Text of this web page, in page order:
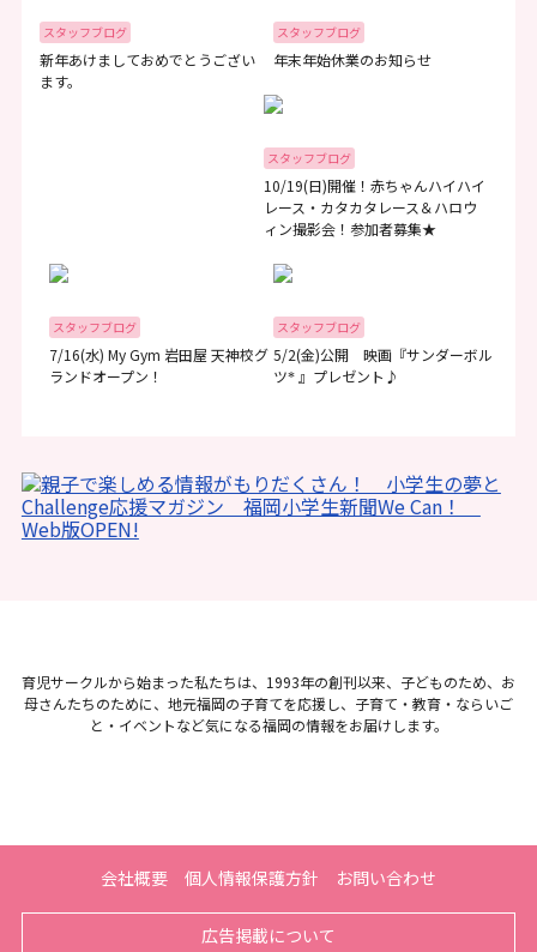
スタッフブログ
新年あけましておめでとうござい
ます。
スタッフブログ
年末年始休業のお知らせ
スタッフブログ
10/19(日)開催！赤ちゃんハイハイ
レース・カタカタレース＆ハロウ
ィン撮影会！参加者募集★
スタッフブログ
7/16(水) My Gym 岩田屋 天神校グ
ランドオープン！
スタッフブログ
5/2(金)公開 映画『サンダーボル
ツ*』プレゼント♪
育児サークルから始まった私たちは、1993年の創刊以来、子どものため、お
母さんたちのために、地元福岡の子育てを応援し、子育て・教育・ならいご
と・イベントなど気になる福岡の情報をお届けします。
会社概要 個人情報保護方針 お問い合わせ
広告掲載について